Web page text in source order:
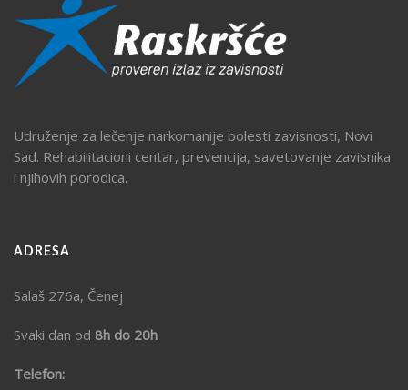
Udruženje za lečenje narkomanije bolesti zavisnosti, Novi
Sad. Rehabilitacioni centar, prevencija, savetovanje zavisnika
i njihovih porodica.
ADRESA
Salaš 276a, Čenej
Svaki dan od 8h do 20h
Telefon: